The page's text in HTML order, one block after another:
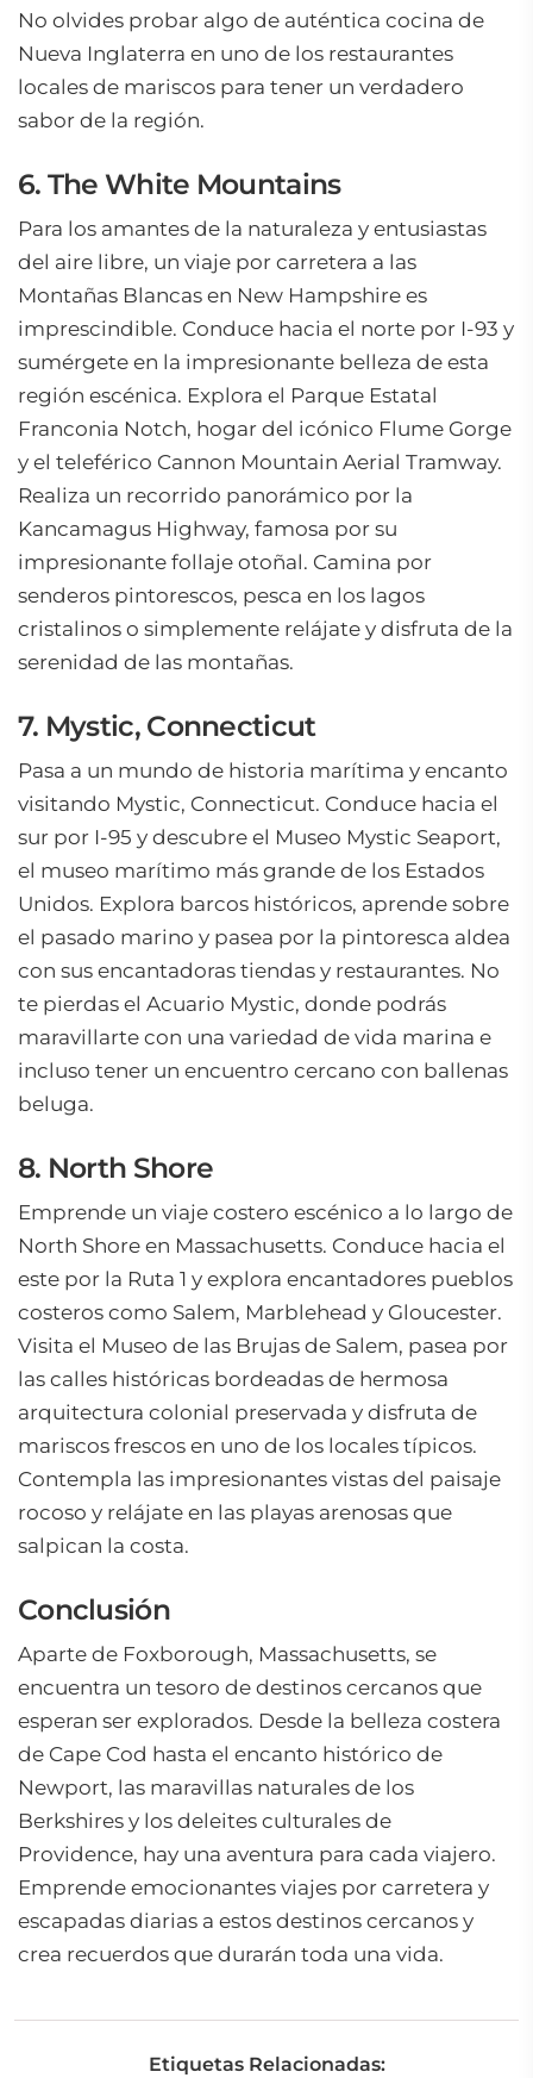
No olvides probar algo de auténtica cocina de
Nueva Inglaterra en uno de los restaurantes
locales de mariscos para tener un verdadero
sabor de la región.
6. The White Mountains
Para los amantes de la naturaleza y entusiastas
del aire libre, un viaje por carretera a las
Montañas Blancas en New Hampshire es
imprescindible. Conduce hacia el norte por I-93 y
sumérgete en la impresionante belleza de esta
región escénica. Explora el Parque Estatal
Franconia Notch, hogar del icónico Flume Gorge
y el teleférico Cannon Mountain Aerial Tramway.
Realiza un recorrido panorámico por la
Kancamagus Highway, famosa por su
impresionante follaje otoñal. Camina por
senderos pintorescos, pesca en los lagos
cristalinos o simplemente relájate y disfruta de la
serenidad de las montañas.
7. Mystic, Connecticut
Pasa a un mundo de historia marítima y encanto
visitando Mystic, Connecticut. Conduce hacia el
sur por I-95 y descubre el Museo Mystic Seaport,
el museo marítimo más grande de los Estados
Unidos. Explora barcos históricos, aprende sobre
el pasado marino y pasea por la pintoresca aldea
con sus encantadoras tiendas y restaurantes. No
te pierdas el Acuario Mystic, donde podrás
maravillarte con una variedad de vida marina e
incluso tener un encuentro cercano con ballenas
beluga.
8. North Shore
Emprende un viaje costero escénico a lo largo de
North Shore en Massachusetts. Conduce hacia el
este por la Ruta 1 y explora encantadores pueblos
costeros como Salem, Marblehead y Gloucester.
Visita el Museo de las Brujas de Salem, pasea por
las calles históricas bordeadas de hermosa
arquitectura colonial preservada y disfruta de
mariscos frescos en uno de los locales típicos.
Contempla las impresionantes vistas del paisaje
rocoso y relájate en las playas arenosas que
salpican la costa.
Conclusión
Aparte de Foxborough, Massachusetts, se
encuentra un tesoro de destinos cercanos que
esperan ser explorados. Desde la belleza costera
de Cape Cod hasta el encanto histórico de
Newport, las maravillas naturales de los
Berkshires y los deleites culturales de
Providence, hay una aventura para cada viajero.
Emprende emocionantes viajes por carretera y
escapadas diarias a estos destinos cercanos y
crea recuerdos que durarán toda una vida.
Etiquetas Relacionadas: